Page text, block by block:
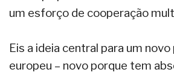
um esforço de cooperação
Eis a ideia central para um
europeu – novo porque tem